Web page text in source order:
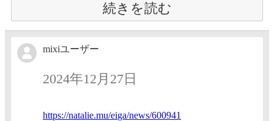
続きを読む
mixiユーザー
2024年12月27日
https://natalie.mu/eiga/news/600941